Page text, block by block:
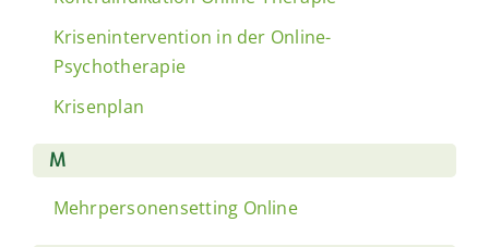
Krisenintervention in der Online-
Psychotherapie
Krisenplan
M
Mehrpersonensetting Online